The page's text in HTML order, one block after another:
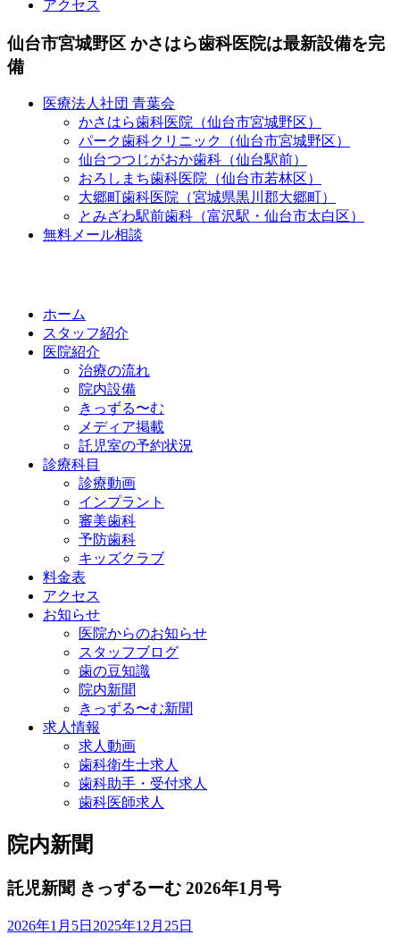
アクセス
仙台市宮城野区 かさはら歯科医院は最新設備を完
備
医療法人社団 青葉会
かさはら歯科医院（仙台市宮城野区）
パーク歯科クリニック（仙台市宮城野区）
仙台つつじがおか歯科（仙台駅前）
おろしまち歯科医院（仙台市若林区）
大郷町歯科医院（宮城県黒川郡大郷町）
とみざわ駅前歯科（富沢駅・仙台市太白区）
無料メール相談
ホーム
スタッフ紹介
医院紹介
治療の流れ
院内設備
きっずる〜む
メディア掲載
託児室の予約状況
診療科目
診療動画
インプラント
審美歯科
予防歯科
キッズクラブ
料金表
アクセス
お知らせ
医院からのお知らせ
スタッフブログ
歯の豆知識
院内新聞
きっずる〜む新聞
求人情報
求人動画
歯科衛生士求人
歯科助手・受付求人
歯科医師求人
院内新聞
託児新聞 きっずるーむ 2026年1月号
2026年1月5日 2025年12月25日